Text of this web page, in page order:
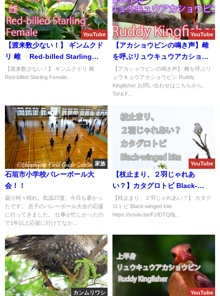
YouTube
【渡来数少ない！】 ギンムクド
リ 雌 Red-billed Starling
Female
【渡来数少ない！】 ギンムクドリ 雌
Red-billed Starling Female...
YouTube
【アカショウビンの鳴き声】雌
を呼ぶリュウキュウアカショウ
ビン Ruddy Kingfisher
【アカショウビンの鳴き声】 雌を呼ぶリ
ュウキュウアカショウビン Ruddy
Kingfisher お問い合わせはこちらから。
Tel＆F...
家族
石垣市小学校バレーボール大
会！！
曇り時々晴れ、気温27度、今日も暑かっ
たです。 息子のバレーボール大会の応援
に行ってきました。 仕事が忙しかったの
で1年以上応援に行けてなか...
YouTube
【枝止まり、２羽じゃれあ
い？】カタグロトビ Black-
winged kite
【枝止まり、２羽じゃれあい？】 カタグ
ロトビ Black-winged kite
https://youtu.be/FzfDTQBj...
カンムリワシ YouTube